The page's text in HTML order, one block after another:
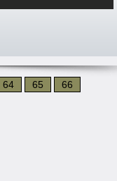
64 65 66